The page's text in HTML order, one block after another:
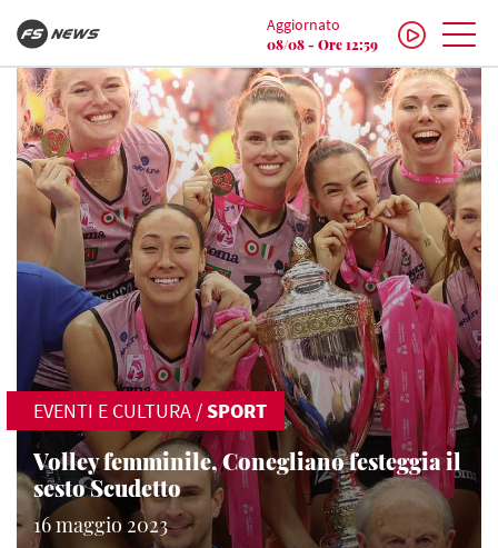
Aggiornato
08/08 - Ore 12:59
EVENTI E CULTURA /SPORT
Volley femminile, Conegliano festeggia il
sesto Scudetto
16 maggio 2023